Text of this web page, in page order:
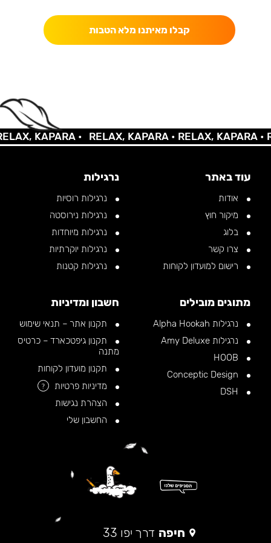
קבלו מאיתנו מלא הטבות
KAPARA • RELAX, KAPARA •RELAX, KAPARA •
עוד באתר
אודות
מיקור חוץ
בלוג
צרו קשר
רישום למועדון לקוחות
נרגילות
נרגילות רוסיות
נרגילות נירוסטה
נרגילות מיוחדות
נרגילות יוקרתיות
נרגילות קטנות
מתוגים מובילים
נרגילות Alpha Hookah
נרגילות Amy Deluxe
חשבון ומדיניות
תקנון אתר – תנאי שימוש
תקנון גיפטכארד – כרטיס
מתנה
תקנון מועדון לקוחות
מדיניות פרטיות
?
הצהרת נגישות
החשבון שלי
חיפה דרך יפו 33